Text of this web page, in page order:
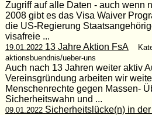
Zugriff auf alle Daten - auch wenn
2008 gibt es das Visa Waiver
die US-Regierung
visafreie ...
19.01.202213 Jahre Aktion FsA
aktionsbuendnis/ueber-uns
Auch nach 13 Jahren weiter aktiv
Vereinsgründung arbeiten wir
Menschenrechte gegen Massen-
Sicherheitswahn und ...
09.01.2022Sicherheitslücke(n) in der